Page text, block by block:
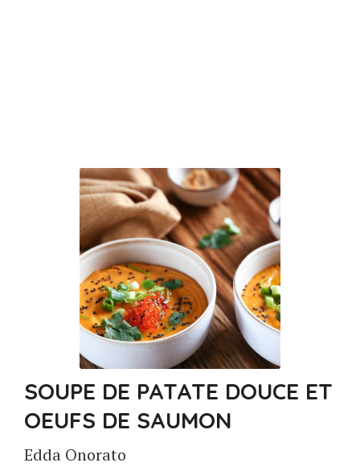
SOUPE DE PATATE DOUCE ET
OEUFS DE SAUMON
Edda Onorato